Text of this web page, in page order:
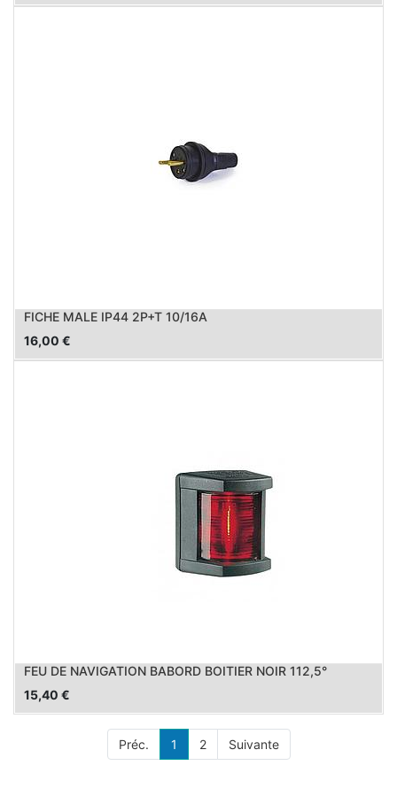
FICHE MALE IP44 2P+T 10/16A
16,00 €
FEU DE NAVIGATION BABORD BOITIER NOIR 112,5°
15,40 €
Préc. 1 2 Suivante